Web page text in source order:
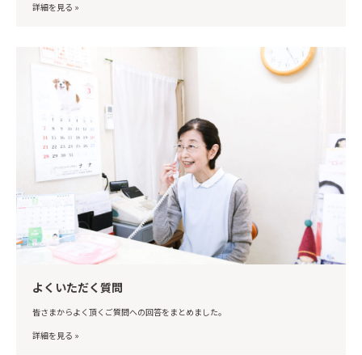
詳細を見る »
よくいただく質問
皆さまからよく頂くご質問への回答をまとめました。
詳細を見る »